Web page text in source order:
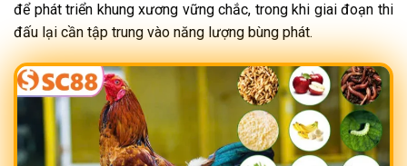
để phát triển khung xương vững chắc, trong khi giai đoạn thi
đấu lại cần tập trung vào năng lượng bùng phát.